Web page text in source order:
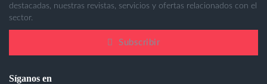
destacadas, nuestras revistas, servicios y ofertas relacionados con el
sector.
Subscribir
Síganos en